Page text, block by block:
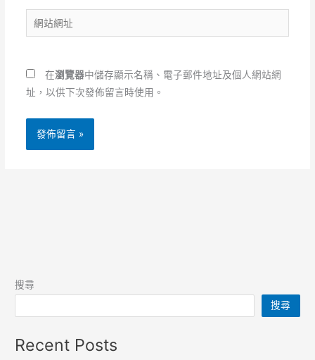
件
地
*
站
址
在瀏覽器中儲存顯示名稱、電子郵件地址及個人網站網
址，以供下次發佈留言時使用。
搜尋
搜尋
Recent Posts